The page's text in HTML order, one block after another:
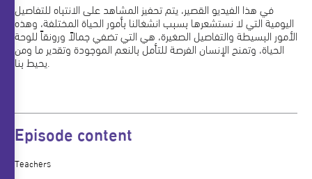
في هذا الفيديو القصير، يتم تحفيز المشاهد على الانتباه للتفاصيل
اليومية التي لا نستشعرها بسبب انشغالنا بأمور الحياة المختلفة، وهذه
الأمور البسيطة والتفاصيل الصغيرة، هي التي تضفي جمالاً ورونقاً للوحة
الحياة، وتمنح الإنسان الفرصة للتأمل بالنعم الموجودة وتقدير ما ومن
Episode content
Teachers